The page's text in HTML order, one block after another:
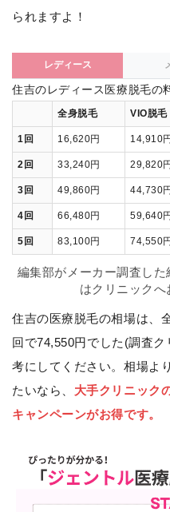
られますよ！
レディース
住吉のレディース医療脱毛の
全身脱毛 VIO脱毛
1回 16,620円 14,910円
2回 33,240円 29,820円
3回 49,860円 44,730円
4回 66,480円 59,640円
5回 83,100円 74,550円
編集部がメーカー調査し
はクリニックへ
住吉の医療脱毛の相場は、
回で74,550円でした(調査
考にしてください。相場よ
たいなら、 大手クリニック
キャンペーンがお得です。